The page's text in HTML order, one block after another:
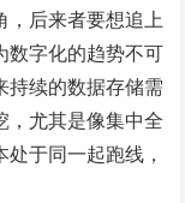
，后来者要想追上
数字化的趋势不可
持续的数据存储需
，尤其是像集中全
于同一起跑线，